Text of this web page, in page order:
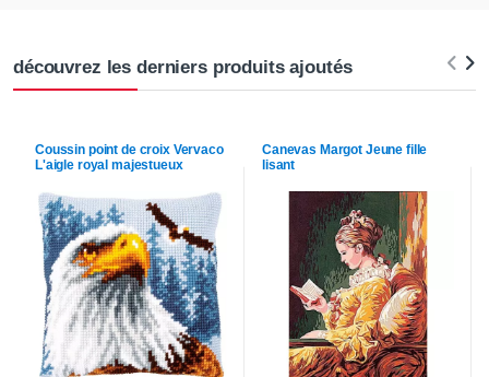
découvrez les derniers produits ajoutés
Coussin point de croix Vervaco
L'aigle royal majestueux
Canevas Margot Jeune fille
lisant